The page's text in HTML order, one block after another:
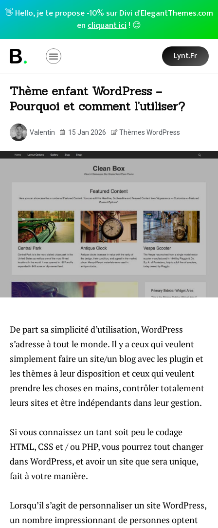
👋 Hello, je te propose -10% sur Divi d'ElegantThemes.com
encliquant ici! 😊
Lynt.fr
Thème enfant WordPress –
Pourquoi et comment l’utiliser?
Valentin 15 Jan 2026 Thèmes WordPress
De part sa simplicité d’utilisation, WordPress
s’adresse à tout le monde. Il y a ceux qui veulent
simplement faire un site/un blog avec les plugin et
les thèmes à leur disposition et ceux qui veulent
prendre les choses en mains, contrôler totalement
leurs sites et être indépendants dans leur gestion.
Si vous connaissez un tant soit peu le codage
HTML, CSS et / ou PHP, vous pourrez tout changer
dans WordPress, et avoir un site que sera unique,
fait à votre manière.
Lorsqu’il s’agit de personnaliser un site WordPress,
un nombre impressionnant de personnes optent